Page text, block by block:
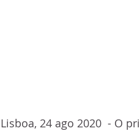
Lisboa, 24 ago 2020  - O